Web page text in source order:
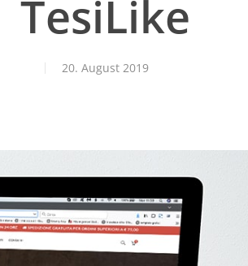
TesiLike
20. August 2019